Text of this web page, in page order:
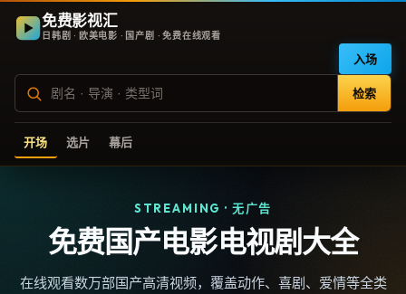
免费影视汇
日韩剧 · 欧美电影 · 国产剧 · 免费在线观看
检索
入场
开场 选片 幕后
STREAMING · 无广告
免费国产电影电视剧大全
在线观看数万部国产高清视频，覆盖动作、喜剧、爱情等全类